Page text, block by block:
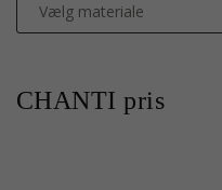
Vælg materiale
CHANTI pris